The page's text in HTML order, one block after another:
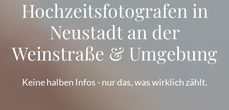
Hochzeitsfotografen in
Neustadt an der
Weinstraße & Umgebung
Keine halben Infos - nur das, was wirklich zählt.